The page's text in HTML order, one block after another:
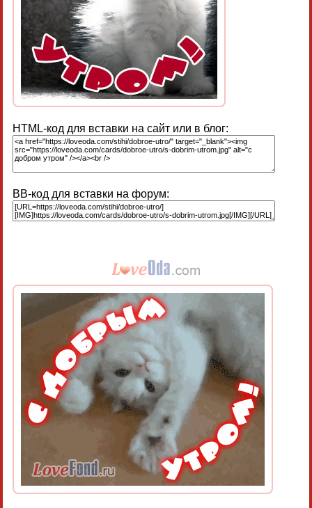
HTML-код для вставки на сайт или в блог:
BB-код для вставки на форум: